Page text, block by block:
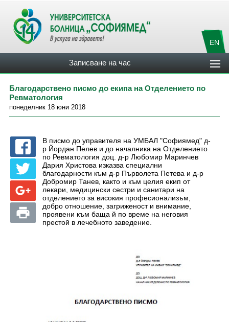
EN
Записване на час
Благодарствено писмо до екипа на Отделението по
Ревматология
понеделник 18 юни 2018
В писмо до управителя на УМБАЛ "Софиямед" д-
р Йордан Пелев и до началника на Отделението
по Ревматология доц. д-р Любомир Маринчев
Дария Христова изказва специални
благодарности към д-р Първолета Петева и д-р
Добромир Танев, както и към целия екип от
лекари, медицински сестри и санитари на
отделението за високия професионализъм,
добро отношение, загриженост и внимание,
проявени към баща й по време на неговия
престой в лечебното заведение.